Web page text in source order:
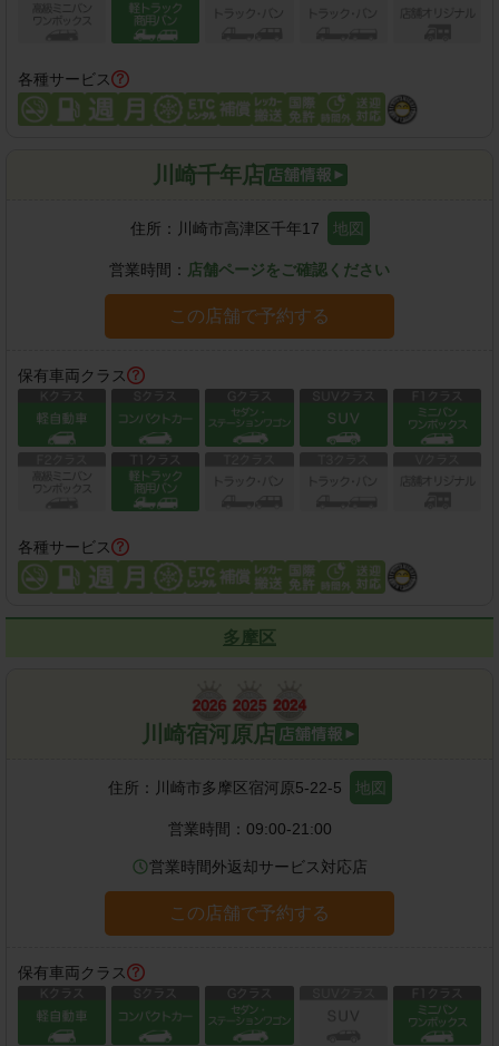
各種サービス
川崎千年店
住所： 川崎市高津区千年17 地図
営業時間： 店舗ページをご確認ください
この店舗で予約する
保有車両クラス
各種サービス
多摩区
川崎宿河原店
住所： 川崎市多摩区宿河原5-22-5 地図
営業時間： 09:00-21:00
営業時間外返却サービス対応店
この店舗で予約する
保有車両クラス